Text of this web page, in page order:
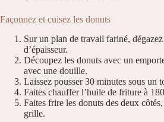
Façonnez et cuisez les donuts
Sur un plan de travail fariné,
d’épaisseur.
Découpez les donuts avec un
avec une douille.
Laissez pousser 30 minutes sous un
Faites chauffer l’huile de friture à
Faites frire les donuts des deux
grille.